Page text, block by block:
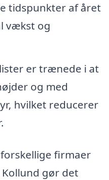
tidspunkter af året
vækst og
er trænede i at
og med
hvilket reducerer
firmaer
gør det